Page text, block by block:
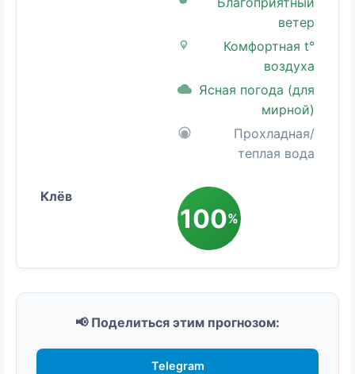
ветер
Комфортная t°
воздуха
Ясная погода (для
мирной)
Прохладная/
теплая вода
100%
📢 Поделиться этим прогнозом:
Telegram